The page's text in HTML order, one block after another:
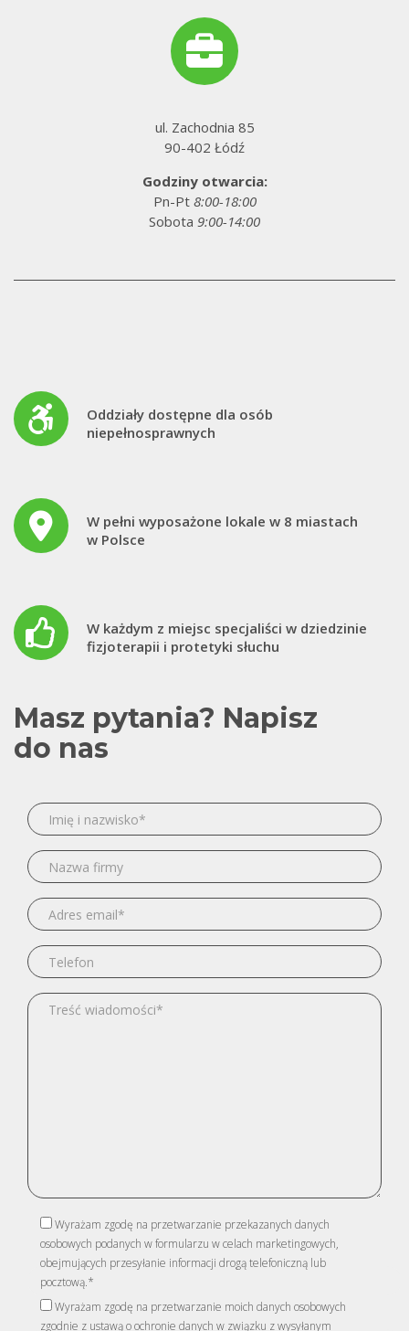
ul. Zachodnia 85
90-402 Łódź
Godziny otwarcia:
Pn-Pt 8:00-18:00
Sobota 9:00-14:00
Oddziały dostępne dla osób
niepełnosprawnych
W pełni wyposażone lokale w 8 miastach
w Polsce
W każdym z miejsc specjaliści w dziedzinie
fizjoterapii i protetyki słuchu
Masz pytania? Napisz
do nas
Wyrażam zgodę na przetwarzanie przekazanych danych
osobowych podanych w formularzu w celach marketingowych,
obejmujących przesyłanie informacji drogą telefoniczną lub
pocztową.*
Wyrażam zgodę na przetwarzanie moich danych osobowych
zgodnie z ustawą o ochronie danych w związku z wysyłanym